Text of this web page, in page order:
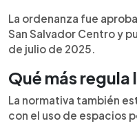
La ordenanza fue
San Salvador Centro y
de julio de 2025.
Qué más regula
La normativa también
con el uso de espacios